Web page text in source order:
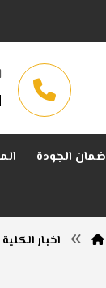
ضمان الجودة
اخبار الكلية